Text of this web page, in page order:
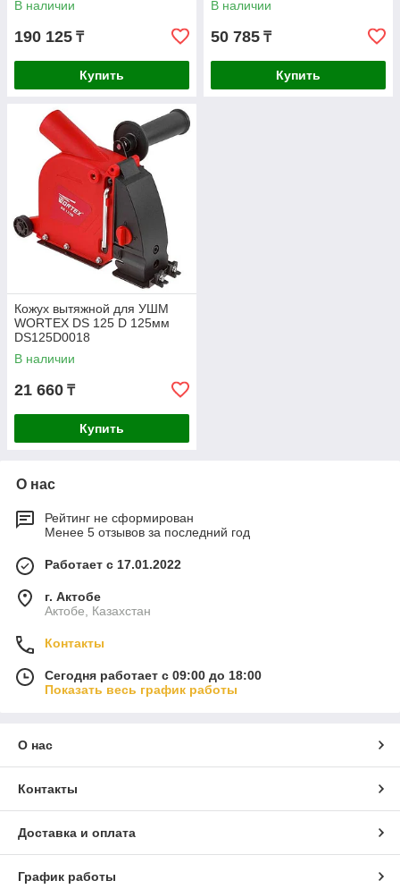
В наличии
190 125 ₸
Купить
В наличии
50 785 ₸
Купить
Кожух вытяжной для УШМ
WORTEX DS 125 D 125мм
DS125D0018
В наличии
21 660 ₸
Купить
О нас
Рейтинг не сформирован
Менее 5 отзывов за последний год
Работает с 17.01.2022
г. Актобе
Актобе, Казахстан
Контакты
Сегодня работает с 09:00 до 18:00
Показать весь график работы
О нас
Контакты
Доставка и оплата
График работы